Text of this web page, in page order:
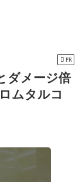
 PR
ダメージ倍
ムタルコ